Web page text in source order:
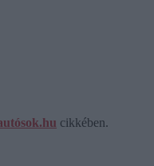
cikkében.